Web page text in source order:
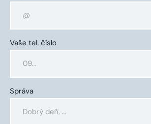
Vaše tel. číslo
Správa